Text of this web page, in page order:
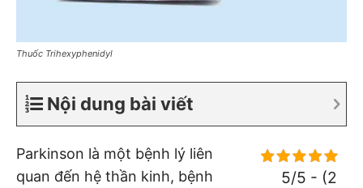
Thuốc Trihexyphenidyl
Nội dung bài viết
5/5 - (2
Parkinson là một bệnh lý liên
quan đến hệ thần kinh, bệnh